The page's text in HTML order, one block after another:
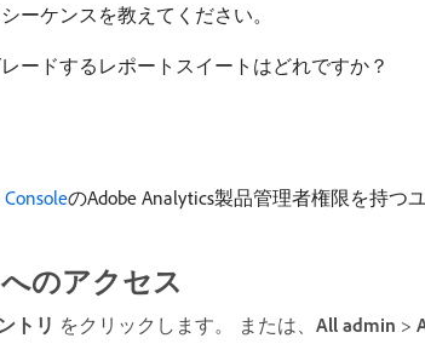
ーケンスを教えてください。
ードするレポートスイートはどれですか？
のAdobe Analytics製品管理者権限を持つ
のアクセス
トリ ​をクリックします。 または、 All admin >